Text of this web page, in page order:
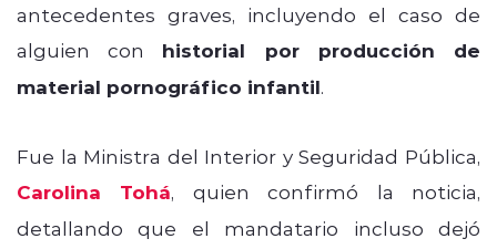
antecedentes graves, incluyendo el caso de
alguien con historial por producción de
material pornográfico infantil.
Fue la Ministra del Interior y Seguridad Pública,
Carolina Tohá, quien confirmó la noticia,
detallando que el mandatario incluso dejó